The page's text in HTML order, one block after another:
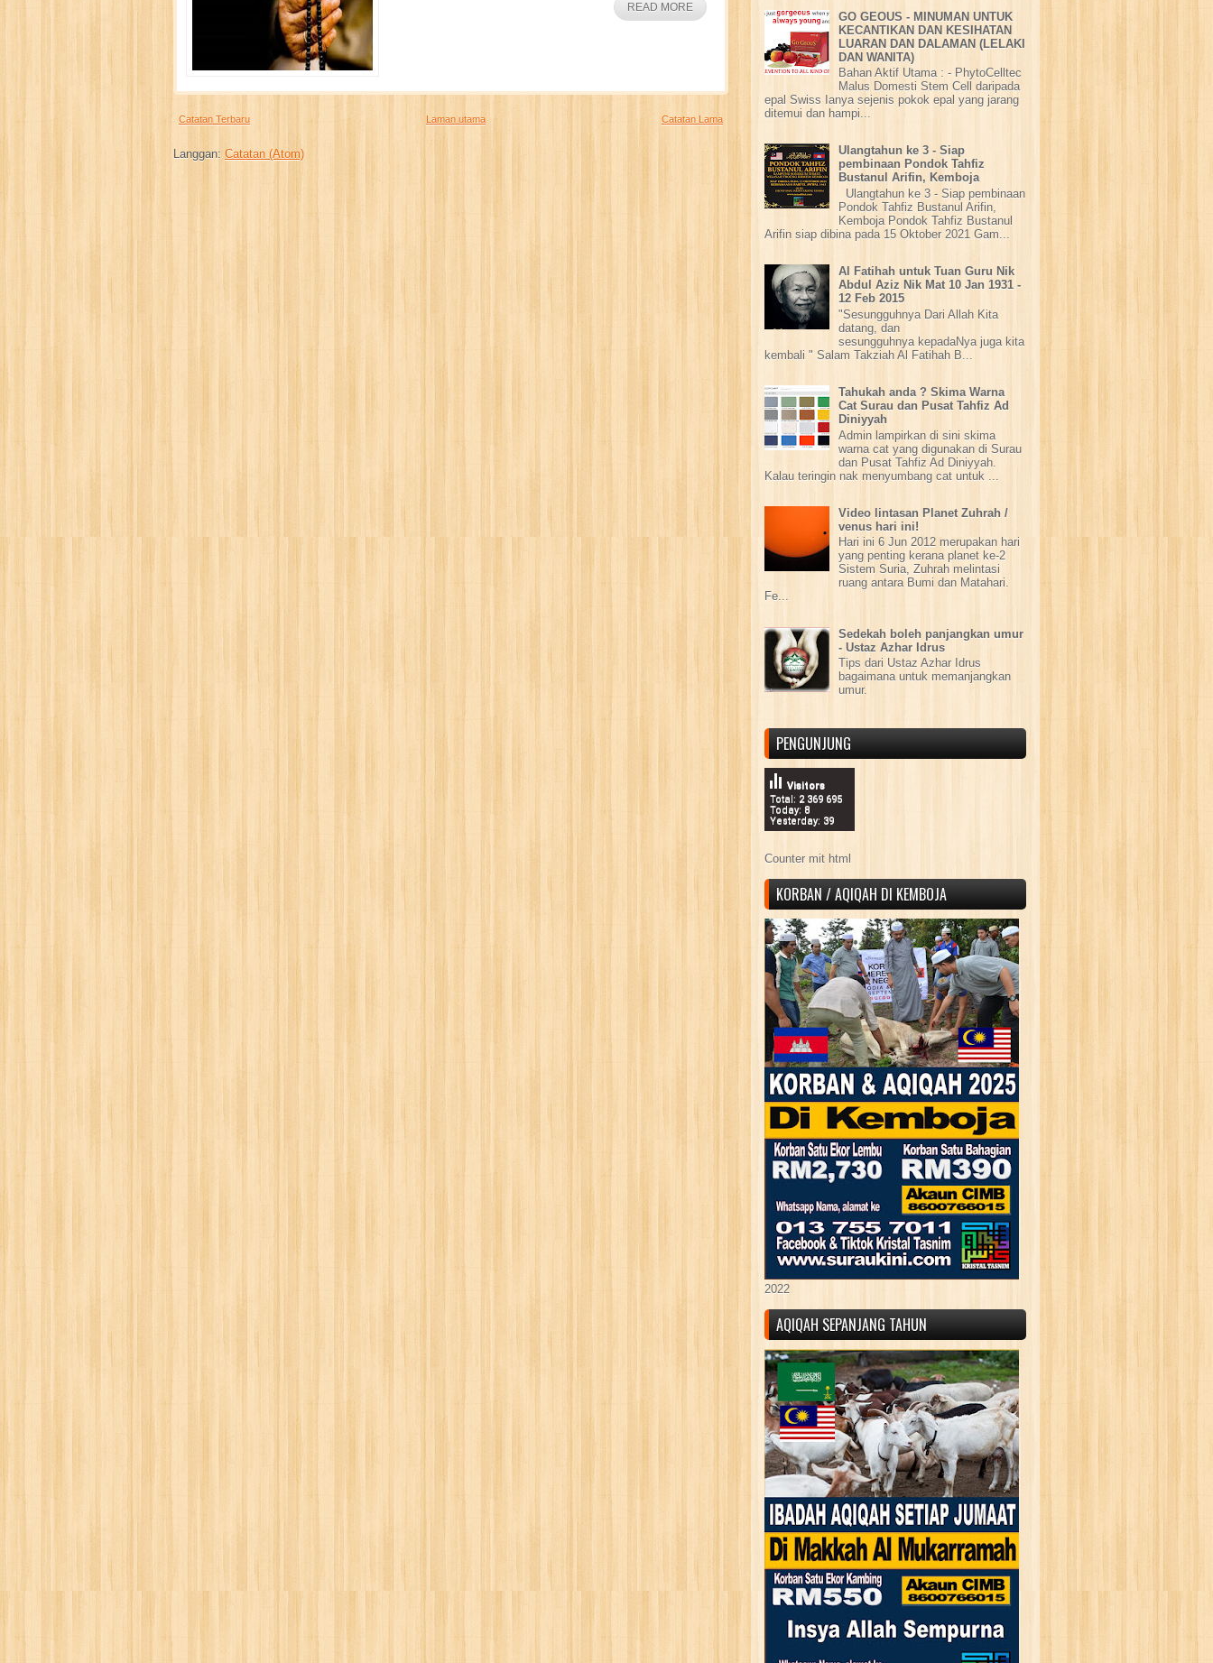
READ MORE
Catatan Terbaru Catatan Lama
Laman utama
Langgan: Catatan (Atom)
GO GEOUS - MINUMAN UNTUK
KECANTIKAN DAN KESIHATAN
LUARAN DAN DALAMAN (LELAKI
DAN WANITA)
Bahan Aktif Utama : - PhytoCelltec
Malus Domesti Stem Cell daripada
epal Swiss Ianya sejenis pokok epal yang jarang
ditemui dan hampi...
Ulangtahun ke 3 - Siap
pembinaan Pondok Tahfiz
Bustanul Arifin, Kemboja
Ulangtahun ke 3 - Siap pembinaan
Pondok Tahfiz Bustanul Arifin,
Kemboja Pondok Tahfiz Bustanul
Arifin siap dibina pada 15 Oktober 2021 Gam...
Al Fatihah untuk Tuan Guru Nik
Abdul Aziz Nik Mat 10 Jan 1931 -
12 Feb 2015
"Sesungguhnya Dari Allah Kita
datang, dan
sesungguhnya kepadaNya juga kita
kembali " Salam Takziah Al Fatihah B...
Tahukah anda ? Skima Warna
Cat Surau dan Pusat Tahfiz Ad
Diniyyah
Admin lampirkan di sini skima
warna cat yang digunakan di Surau
dan Pusat Tahfiz Ad Diniyyah.
Kalau teringin nak menyumbang cat untuk ...
Video lintasan Planet Zuhrah /
venus hari ini!
Hari ini 6 Jun 2012 merupakan hari
yang penting kerana planet ke-2
Sistem Suria, Zuhrah melintasi
ruang antara Bumi dan Matahari.
Fe...
Sedekah boleh panjangkan umur
- Ustaz Azhar Idrus
Tips dari Ustaz Azhar Idrus
bagaimana untuk memanjangkan
umur.
PENGUNJUNG
Total: 2 369 695
Today: 8
Yesterday: 39
Visitors
Counter mit html
KORBAN / AQIQAH DI KEMBOJA
2022
AQIQAH SEPANJANG TAHUN